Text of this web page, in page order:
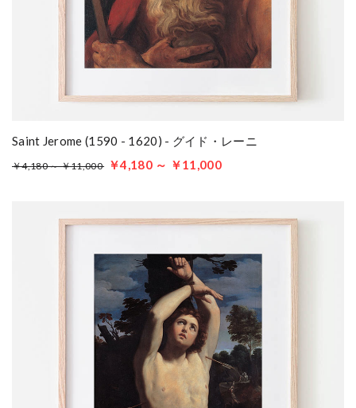
Saint Jerome (1590 - 1620) - グイド・レーニ
￥4,180 ～ ￥11,000 ￥4,180 ～ ￥11,000